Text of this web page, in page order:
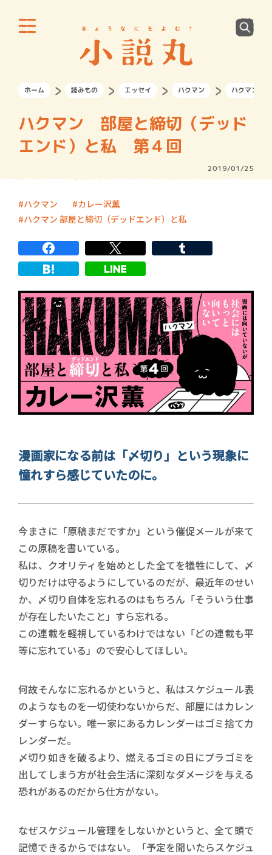
ホーム 読みもの エッセイ ハクマン ハクマン 部
ハクマン 部屋と締切（デッド
エンド）と私 第４回
2019/01/25
ハクマン
カレー沢薫
ハクマン 部屋と締切（デッドエンド）と私
漫画家になる前は「〆切り」という現象に
憧れすら感じていたのに。
今まさに「原稿まだですか」という催促メールが来て
この原稿を書いている。
私は、クオリティを始めとした全てを犠牲にして、〆
切りだけは守るようにしているのだが、最近年のせい
か、〆切り自体を忘れるのはもちろん「そういう仕事
が存在したいたこと」すら忘れる。
この連載を軽視しているわけではない「どの連載も平
等に忘れている」ので安心してほしい。
何故そんなに忘れるかというと、私はスケジュール表
のようなものを一切使わないからだ、部屋にはカレン
ダーすらない。唯一家にあるカレンダーはゴミ捨てカ
レンダーだ。
〆切り如きを破るより、燃えるゴミの日にプラゴミを
出してしまう方が社会生活に深刻なダメージを与える
恐れがあるのだから仕方がない。
なぜスケジュール管理をしないかというと、全て頭で
記憶できるからではない。「予定を聞いたらスケジュ